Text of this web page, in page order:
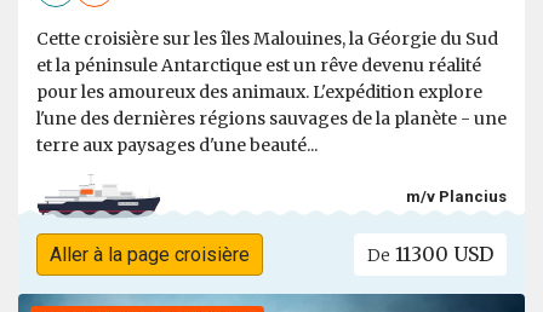
Cette croisière sur les îles Malouines, la Géorgie du Sud
et la péninsule Antarctique est un rêve devenu réalité
pour les amoureux des animaux. L'expédition explore
l'une des dernières régions sauvages de la planète - une
terre aux paysages d'une beauté...
m/v Plancius
Aller à la page croisière De 11300 USD